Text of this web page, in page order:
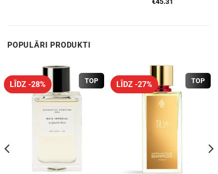
€45.31
POPULĀRI PRODUKTI
TOP
LĪDZ -28% TOP
LĪDZ -27%